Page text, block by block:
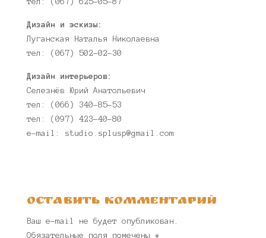
Дизайн и эскизы:
Луганская Наталья Николаевна
тел: (067) 502-02-30
Дизайн интерьеров:
Селезнёв Юрий Анатольевич
тел: (066) 340-85-53
тел: (097) 423-40-80
e-mail: studio.splusp@gmail.com
Оставить комментарий
Ваш e-mail не будет опубликован.
Обязательные поля помечены *